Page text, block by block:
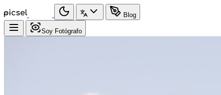
Blog
Soy Fotógrafo